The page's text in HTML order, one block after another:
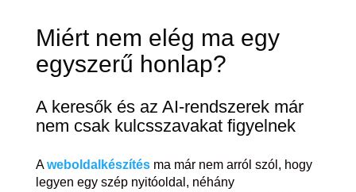
Miért nem elég ma egy
egyszerű honlap?
A keresők és az AI-rendszerek már
nem csak kulcsszavakat figyelnek
Aweboldalkészítésma már nem arról szól, hogy
legyen egy szép nyitóoldal, néhány